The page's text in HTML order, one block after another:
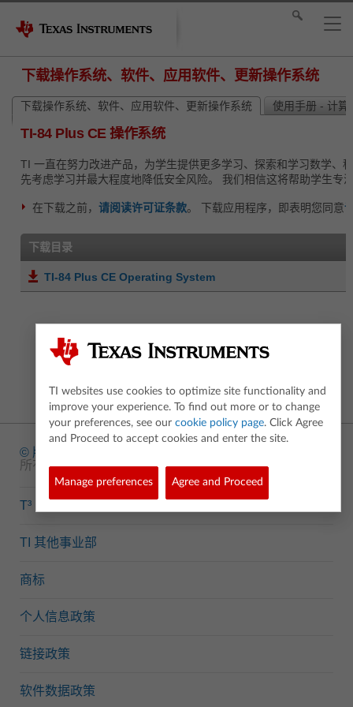
下载操作系统、软件、应用软件、更新操作系统
下载操作系统、软件、应用软件、更新操作系统 使用手册 - 计算
TI-84 Plus CE 操作系统
TI 一直在努力改进产品，为学生提供更多学习、探索和学习数学、
先考虑学习并最大程度地降低安全风险。 我们相信这将帮助学生专
在下载之前， 请阅读许可证条款。 下载应用程序，即表明您同意
下载目录
TI-84 Plus CE Operating System
© 版权
所有
T³
TI 其他事业部
商标
个人信息政策
链接政策
软件数据政策
TI websites use cookies to optimize site functionality and
improve your experience. To find out more or to change
your preferences, see our cookie policy page. Click Agree
and Proceed to accept cookies and enter the site.
Manage preferences Agree and Proceed